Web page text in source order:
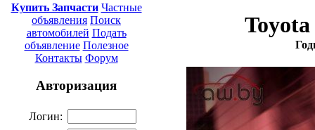
Купить Запчасти Частные
объявления Поиск
автомобилей Подать
объявление Полезное
Контакты Форум
Авторизация
Логин:
Toyota